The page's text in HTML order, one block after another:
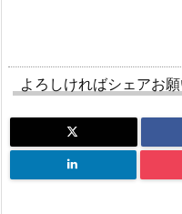
よろしければシェアお